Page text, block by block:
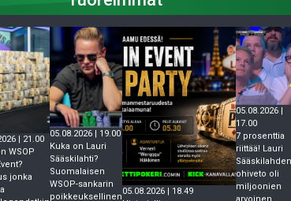
| 21.00
WSOP
jonka
05.08.2026 | 19.00
Kuka on Lauri
Sääskilahti?
Suomalaisen
WSOP-sankarin
poikkeuksellinen
05.08.2026 | 18.49
05.08.2026 |
17.00
7 prosenttia
riittää! Lauri
Sääskilahden
ohiveto oli
miljoonien